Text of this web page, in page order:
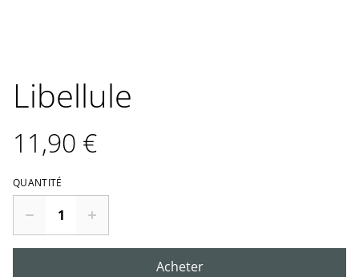
Libellule
11,90 €
QUANTITÉ
Acheter